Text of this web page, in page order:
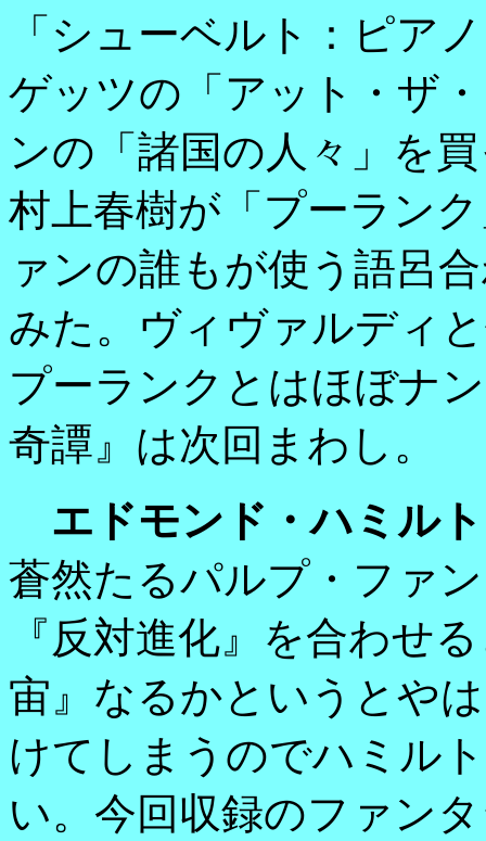
「シューベルト：ピア
ゲッツの「アット・ザ
ンの「諸国の人々」を
村上春樹が「プーラン
ァンの誰もが使う語呂
みた。ヴィヴァルディ
プーランクとはほぼナ
奇譚』は次回まわし。
エドモンド・ハミル
蒼然たるパルプ・ファ
『反対進化』を合わせ
宙』なるかというとや
けてしまうのでハミル
い。今回収録のファン